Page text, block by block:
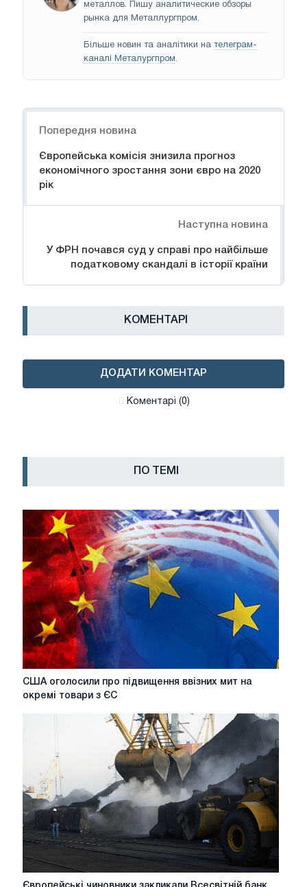
металлов. Пишу аналитические обзоры
рынка для Металлургпром.
Більше новин та аналітики на телеграм-
каналі Металургпром.
Попередня новина
Європейська комісія знизила прогноз
економічного зростання зони євро на 2020
рік
Наступна новина
У ФРН почався суд у справі про найбільше
податковому скандалі в історії країни
КОМЕНТАРІ
ДОДАТИ КОМЕНТАР
Коментарі (0)
ПО ТЕМІ
США
оголосили
окремі
товари
ЄС
США оголосили про підвищення ввізних мит на
окремі товари з ЄС
Європейські